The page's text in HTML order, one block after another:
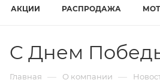
АКЦИИ РАСПРОДАЖА
C Днем
Главная — О компании —